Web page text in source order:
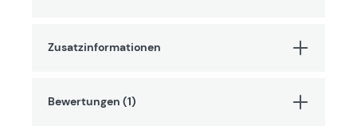
Zusatzinformationen
Bewertungen (1)